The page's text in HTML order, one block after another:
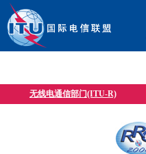
无线电通信部门(ITU-R)